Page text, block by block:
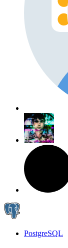
PostgreSQL